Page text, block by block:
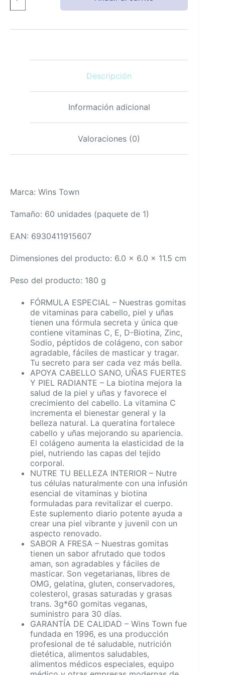
Gomitas
para
Descripción
Información adicional
Valoraciones (0)
Marca: Wins Town
Tamaño: 60 unidades (paquete de 1)
EAN: 6930411915607
Dimensiones del producto: 6.0 x 6.0 x 11.5 cm
Peso del producto: 180 g
FÓRMULA ESPECIAL – Nuestras gomitas
de vitaminas para cabello, piel y uñas
tienen una fórmula secreta y única que
contiene vitaminas C, E, D-Biotina, Zinc,
Sodio, péptidos de colágeno, con sabor
agradable, fáciles de masticar y tragar.
Tu secreto para ser cada vez más bella.
APOYA CABELLO SANO, UÑAS FUERTES
Y PIEL RADIANTE – La biotina mejora la
salud de la piel y uñas y favorece el
crecimiento del cabello. La vitamina C
incrementa el bienestar general y la
belleza natural. La queratina fortalece
cabello y uñas mejorando su apariencia.
El colágeno aumenta la elasticidad de la
piel, nutriendo las capas del tejido
corporal.
NUTRE TU BELLEZA INTERIOR – Nutre
tus células naturalmente con una infusión
esencial de vitaminas y biotina
formuladas para revitalizar el cuerpo.
Este suplemento diario potente ayuda a
crear una piel vibrante y juvenil con un
aspecto renovado.
SABOR A FRESA – Nuestras gomitas
tienen un sabor afrutado que todos
aman, son agradables y fáciles de
masticar. Son vegetarianas, libres de
OMG, gelatina, gluten, conservadores,
colesterol, grasas saturadas y grasas
trans. 3g*60 gomitas veganas,
suministro para 30 días.
GARANTÍA DE CALIDAD – Wins Town fue
fundada en 1996, es una producción
profesional de té saludable, nutrición
dietética, alimentos saludables,
alimentos médicos especiales, equipo